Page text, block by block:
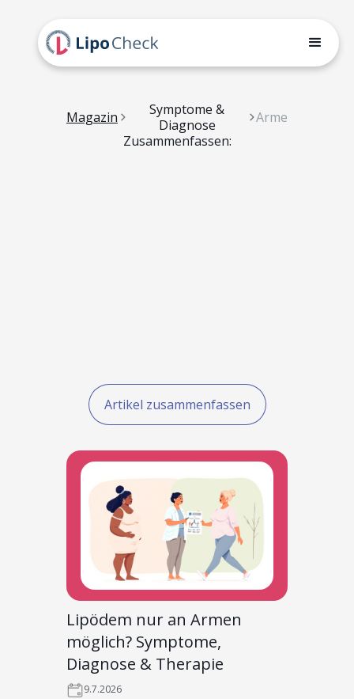
Magazin
Symptome &
Diagnose
Arme
Zusammenfassen:
Artikel zusammenfassen
Lipödem nur an Armen
möglich? Symptome,
Diagnose & Therapie
9.7.2026